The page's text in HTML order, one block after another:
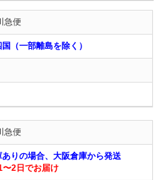
急便
（一部離島を除く）
急便
りの場合、大阪倉庫から発送
〜2日でお届け